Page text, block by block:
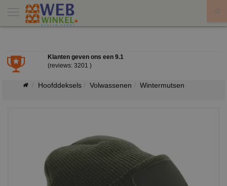
Klanten geven ons een 9.1
(reviews: 3201 )
Hoofddeksels Volwassenen Wintermutsen